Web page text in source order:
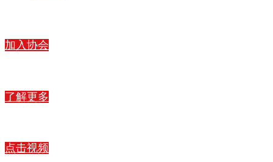
加入协会
了解更多
点击视频